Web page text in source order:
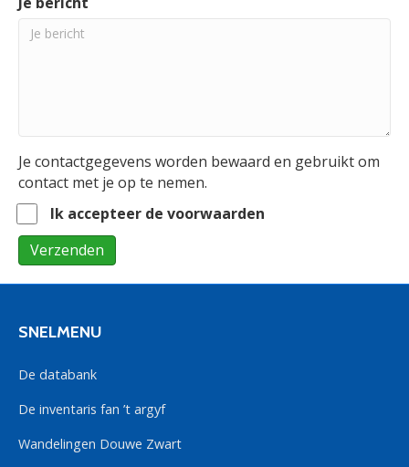
Je contactgegevens worden bewaard en gebruikt om
contact met je op te nemen.
Ik accepteer de voorwaarden
Verzenden
SNELMENU
De databank
De inventaris fan ’t argyf
Wandelingen Douwe Zwart